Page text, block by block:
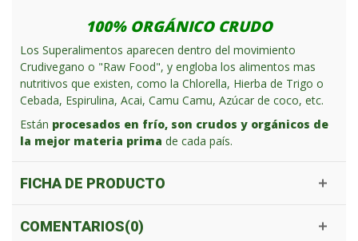
100% ORGÁNICO CRUDO
Los Superalimentos aparecen dentro del movimiento
Crudivegano o "Raw Food", y engloba los alimentos mas
nutritivos que existen, como la Chlorella, Hierba de Trigo o
Cebada, Espirulina, Acai, Camu Camu, Azúcar de coco, etc.
Están procesados en frío, son crudos y orgánicos de
la mejor materia prima de cada país.
FICHA DE PRODUCTO
COMENTARIOS(0)